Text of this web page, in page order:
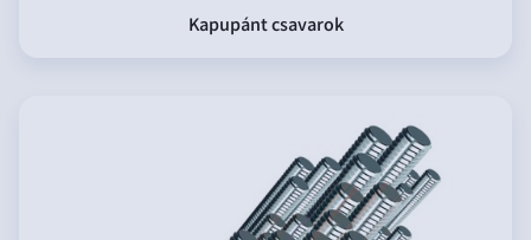
Kapupánt csavarok